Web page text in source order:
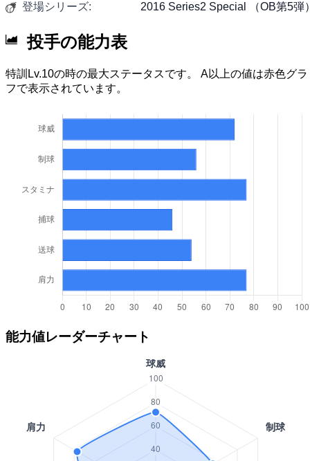
登場シリーズ:
2016 Series2 Special （OB第5弾
投手の能力表
特訓Lv.10の時の最大ステータスです。 A以上の値は赤色グラ
フで表示されています。
能力値レーダーチャート